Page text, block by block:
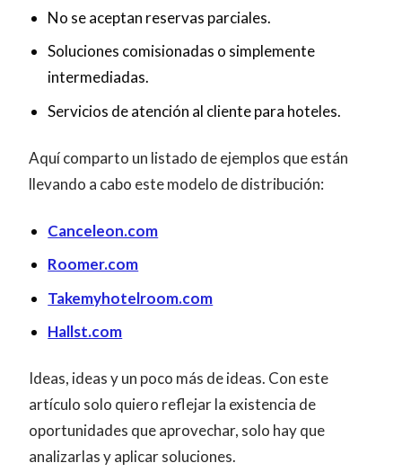
No se aceptan reservas parciales.
Soluciones comisionadas o simplemente
intermediadas.
Servicios de atención al cliente para hoteles.
Aquí comparto un listado de ejemplos que están
llevando a cabo este modelo de distribución:
Canceleon.com
Roomer.com
Takemyhotelroom.com
Hallst.com
Ideas, ideas y un poco más de ideas. Con este
artículo solo quiero reflejar la existencia de
oportunidades que aprovechar, solo hay que
analizarlas y aplicar soluciones.